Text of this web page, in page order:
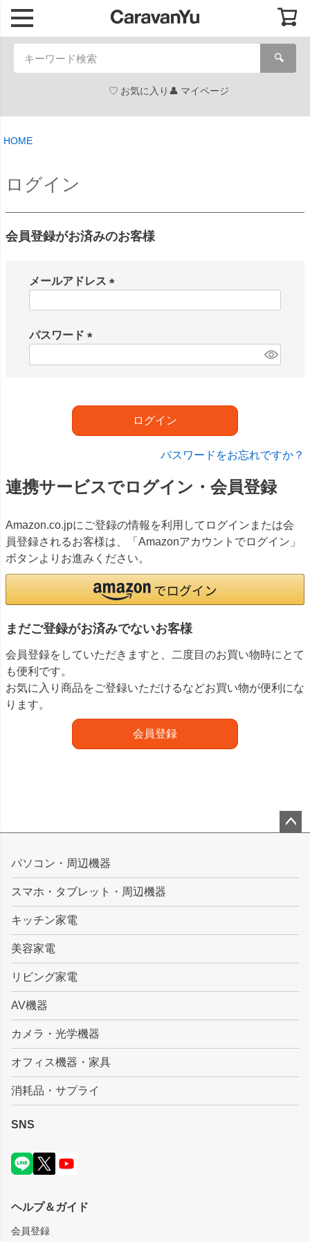
🔍
お気に入り マイページ
HOME
ログイン
会員登録がお済みのお客様
メールアドレス
パスワード
)
ログイン
パスワードをお忘れですか？
連携サービスでログイン・会員登録
Amazon.co.jpにご登録の情報を利用してログインまたは会
員登録されるお客様は、「Amazonアカウントでログイン」
ボタンよりお進みください。
まだご登録がお済みでないお客様
会員登録をしていただきますと、二度目のお買い物時にとて
も便利です。
お気に入り商品をご登録いただけるなどお買い物が便利にな
ります。
会員登録
ップ
パソコン・周辺機器
スマホ・タブレット・周辺機器
キッチン家電
美容家電
リビング家電
AV機器
カメラ・光学機器
オフィス機器・家具
消耗品・サプライ
SNS
ヘルプ＆ガイド
会員登録